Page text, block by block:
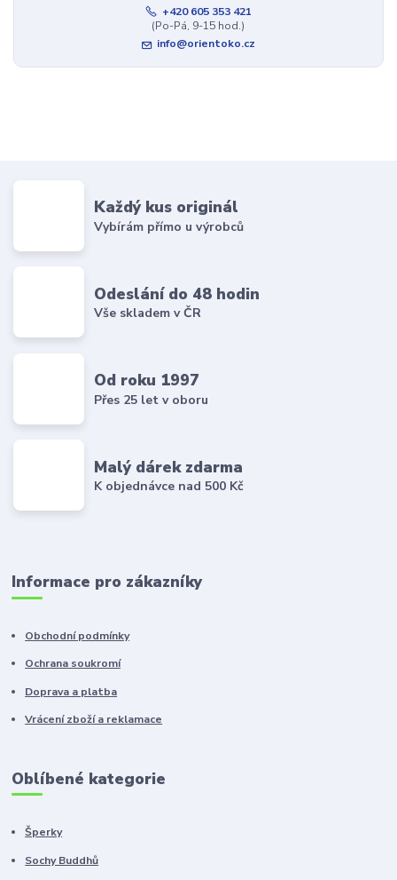
+420 605 353 421
(Po-Pá, 9-15 hod.)
info@orientoko.cz
Každý kus originál
Vybírám přímo u výrobců
Odeslání do 48 hodin
Vše skladem v ČR
Od roku 1997
Přes 25 let v oboru
Malý dárek zdarma
K objednávce nad 500 Kč
Informace pro zákazníky
Obchodní podmínky
Ochrana soukromí
Doprava a platba
Vrácení zboží a reklamace
Oblíbené kategorie
Šperky
Sochy Buddhů